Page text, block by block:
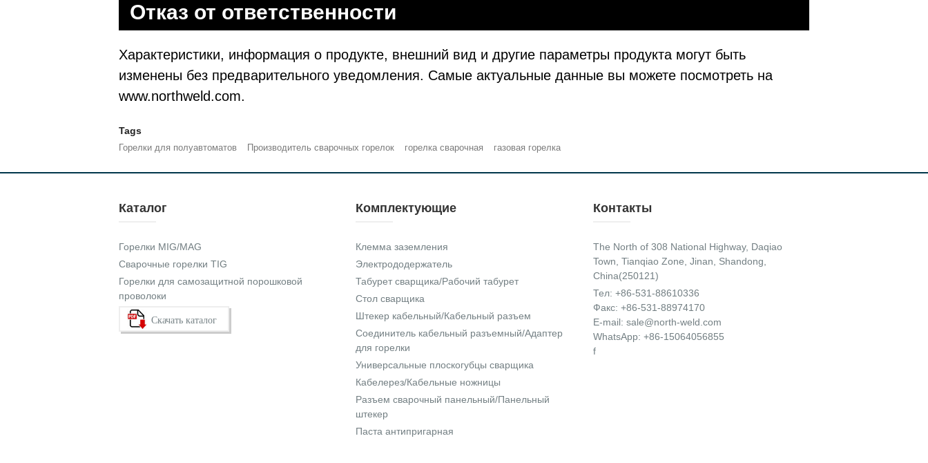
Отказ от ответственности
Характеристики, информация о продукте, внешний вид и другие параметры продукта могут быть
изменены без предварительного уведомления. Самые актуальные данные вы можете посмотреть на
www.northweld.com.
Tags
Горелки для полуавтоматов
Производитель сварочных горелок горелка сварочная газовая горелка
Каталог
Горелки MIG/MAG
Сварочные горелки TIG
Горелки для самозащитной порошковой
проволоки
Скачать каталог
Комплектующие
Клемма заземления
Электрододержатель
Табурет сварщика/Рабочий табурет
Стол сварщика
Штекер кабельный/Кабельный разъем
Соединитель кабельный разъемный/Адаптер
для горелки
Универсальные плоскогубцы сварщика
Кабелерез/Кабельные ножницы
Разъем сварочный панельный/Панельный
штекер
Паста антипригарная
Контакты
The North of 308 National Highway, Daqiao
Town, Tianqiao Zone, Jinan, Shandong,
China(250121)
Тел: +86-531-88610336
Факс: +86-531-88974170
E-mail: sale@north-weld.com
WhatsApp: +86-15064056855
f